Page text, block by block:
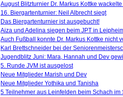
August Blitzturnier Dr. Markus Kottke
16. Biergartenturnier: Neil Albrecht siegt
Das Biergartenturnier ist ausgebucht!
Aiza und Adelina siegen beim JPT in
Auch Fußball konnte Dr. Markus Kottke nicht
Karl Brettschneider bei der
Jugendblitz Juni: Mara, Hannah und Dev
5. Runde JVM ist ausgelost
Neue Mitglieder Marish und Dev
Neue Mitglieder Yothika und Tanisha
5 Teilnehmer aus Leinfelden beim Schach